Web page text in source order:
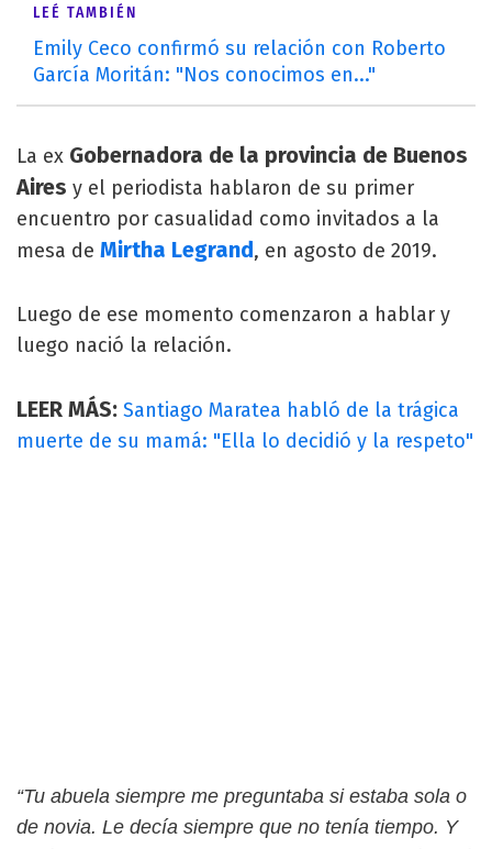
LEÉ TAMBIÉN
Emily Ceco confirmó su relación con Roberto
García Moritán: "Nos conocimos en..."
La ex Gobernadora de la provincia de Buenos
Aires y el periodista hablaron de su primer
encuentro por casualidad como invitados a la
mesa de Mirtha Legrand, en agosto de 2019.
Luego de ese momento comenzaron a hablar y
luego nació la relación.
LEER MÁS: Santiago Maratea habló de la trágica
muerte de su mamá: "Ella lo decidió y la respeto"
“Tu abuela siempre me preguntaba si estaba sola o
de novia. Le decía siempre que no tenía tiempo. Y